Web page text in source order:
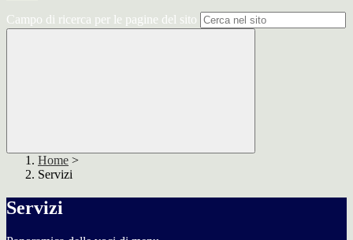
Campo di ricerca per le pagine del sito
Home >
Servizi
Servizi